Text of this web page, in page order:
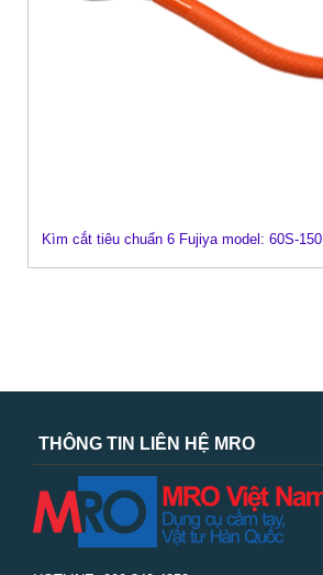
Kìm cắt tiêu chuẩn 6 Fujiya model: 60S-
THÔNG TIN LIÊN HỆ MRO